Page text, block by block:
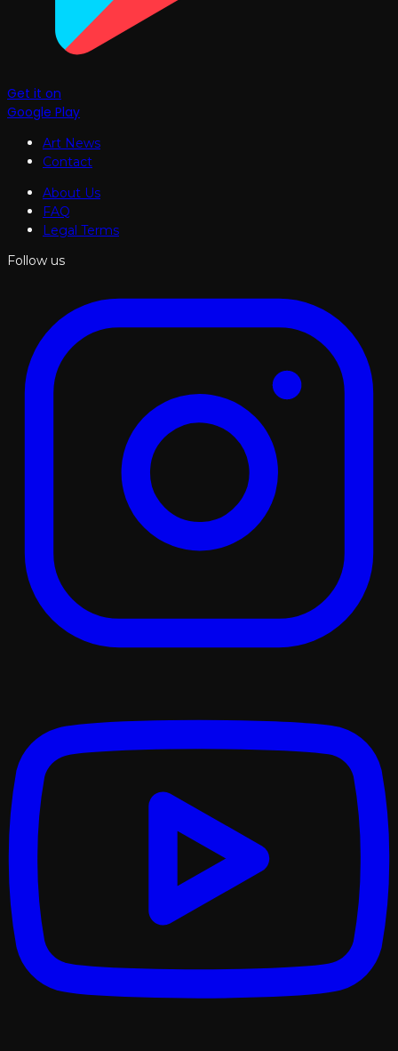
Get it on
Google Play
Art News
Contact
About Us
FAQ
Legal Terms
Follow us